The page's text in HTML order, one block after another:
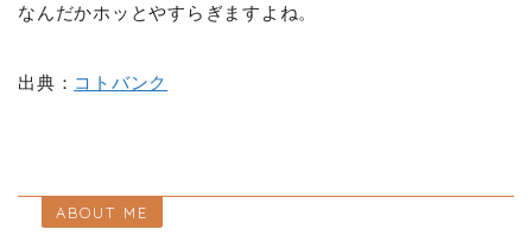
なんだかホッとやすらぎますよね。
出典： コトバンク
ABOUT ME